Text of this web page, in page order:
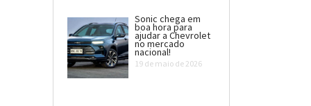
Sonic chega em
boa hora para
ajudar a Chevrolet
no mercado
nacional!
19 de maio de 2026